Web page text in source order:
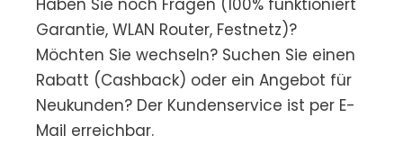
Haben Sie noch Fragen (100% funktioniert
Garantie, WLAN Router, Festnetz)?
Möchten Sie wechseln? Suchen Sie einen
Rabatt (Cashback) oder ein Angebot für
Neukunden? Der Kundenservice ist per E-
Mail erreichbar.